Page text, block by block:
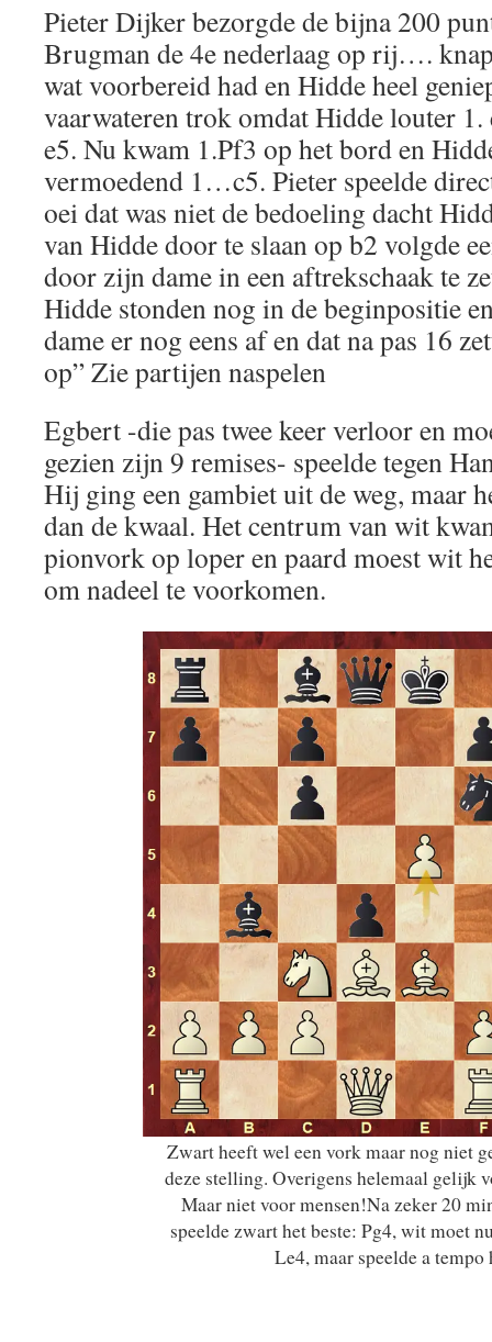
Pieter Dijker bezorgde de bijna 200
Brugman de 4e nederlaag op rij….
wat voorbereid had en Hidde heel
vaarwateren trok omdat Hidde louter
e5. Nu kwam 1.Pf3 op het bord en
vermoedend 1…c5. Pieter speelde
oei dat was niet de bedoeling dacht
van Hidde door te slaan op b2 volgde
door zijn dame in een aftrekschaak te
Hidde stonden nog in de beginpositie
dame er nog eens af en dat na pas 16
op” Zie partijen naspelen
Egbert -die pas twee keer verloor en
gezien zijn 9 remises- speelde tegen
Hij ging een gambiet uit de weg, maar
dan de kwaal. Het centrum van wit
pionvork op loper en paard moest wit
om nadeel te voorkomen.
Zwart heeft wel een vork maar nog niet
deze stelling. Overigens helemaal gelijk
Maar niet voor mensen!Na zeker 20
speelde zwart het beste: Pg4, wit moet
Le4, maar speelde a tempo